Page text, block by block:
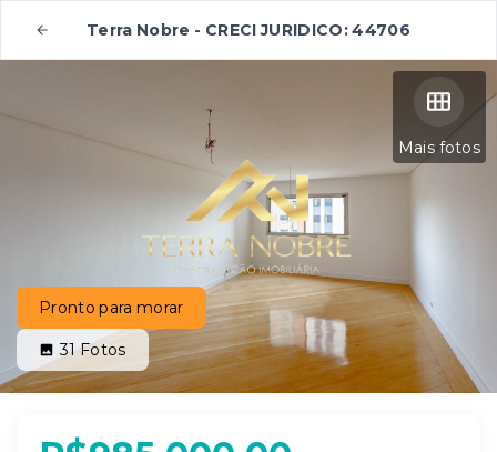
Terra Nobre - CRECI JURIDICO: 44706
Mais fotos
Pronto para morar
31Fotos